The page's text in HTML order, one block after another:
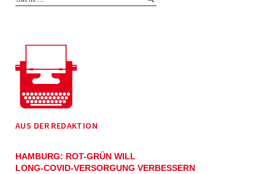
AUS DER REDAKTION
HAMBURG: ROT-GRÜN WILL
LONG-COVID-VERSORGUNG VERBESSERN